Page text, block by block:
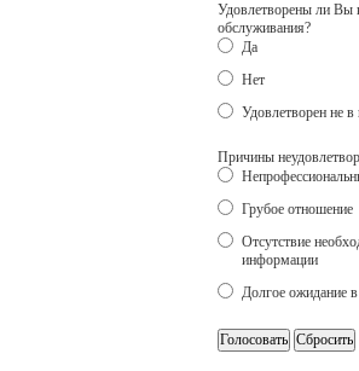
Удовлетворены ли Вы
обслуживания?
Да
Нет
Удовлетворен не
Причины
Грубое отношение
Отсутствие
информации
Долгое ожидание